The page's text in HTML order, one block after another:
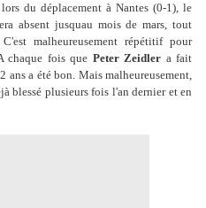
du déplacement à Nantes (0-1), le
absent jusquau mois de mars, tout
malheureusement répétitif pour
chaque fois que Peter Zeidler a fait
ans a été bon. Mais malheureusement,
blessé plusieurs fois l'an dernier et en